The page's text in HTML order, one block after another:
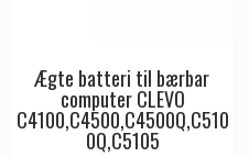
Ægte batteri til bærbar
computer CLEVO
C4100,C4500,C4500Q,C510
0Q,C5105